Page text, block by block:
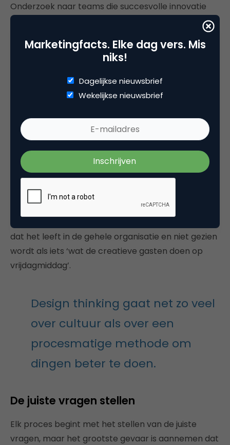
Onderzoek naar teams die succesvolle innovatie
bewerkstelligen wijst uit dat succes niets te maken
heeft met hoe slim het team is of de expertise van
de individuele leden, maar dat succes draait om hoe
iedereen met elkaar kan opschieten. In hoeverre is
er een klimaat met ruimte voor kritiek, hoe
communiceert het team en hoe geïnvesteerd is
is de kans op een succesvol eindresultaat
aanzienlijk hoger dan als je tien genieën die elkaar
niet kunnen luchten of zien in een kamer zet om
een probleem op te lossen. Design thinking gaat
dus net zo veel over cultuur als over een
procesmatige methode om dingen beter te doen.
Hoe je een team samenstelt is van cruciaal belang
voor het eindresultaat. Net zoals de voorwaarde
dat het leeft in de gehele organisatie en niet gezien
wordt als iets ‘wat de creatieve gasten doen op
vrijdagmiddag’.
Design thinking gaat net zo veel
over cultuur als over een
procesmatige methode om
dingen beter te doen.
De juiste vragen stellen
Elk proces begint met het stellen van de juiste
vragen, maar het grootste gevaar is aannemen dat
Marketingfacts. Elke dag vers. Mis
niks!
Dagelijkse nieuwsbrief
Wekelijkse nieuwsbrief